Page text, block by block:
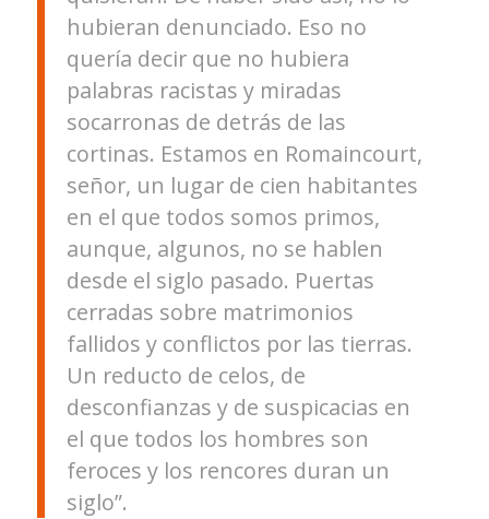
hubieran denunciado. Eso no
quería decir que no hubiera
palabras racistas y miradas
socarronas de detrás de las
cortinas. Estamos en Romaincourt,
señor, un lugar de cien habitantes
en el que todos somos primos,
aunque, algunos, no se hablen
desde el siglo pasado. Puertas
cerradas sobre matrimonios
fallidos y conflictos por las tierras.
Un reducto de celos, de
desconfianzas y de suspicacias en
el que todos los hombres son
feroces y los rencores duran un
siglo”.